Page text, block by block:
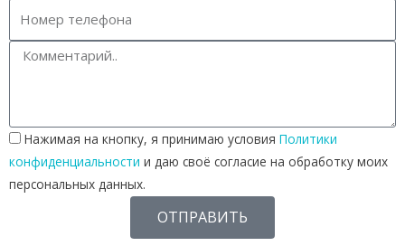
Нажимая на кнопку, я принимаю условия Политики
конфиденциальности и даю своё согласие на обработку моих
персональных данных.
ОТПРАВИТЬ